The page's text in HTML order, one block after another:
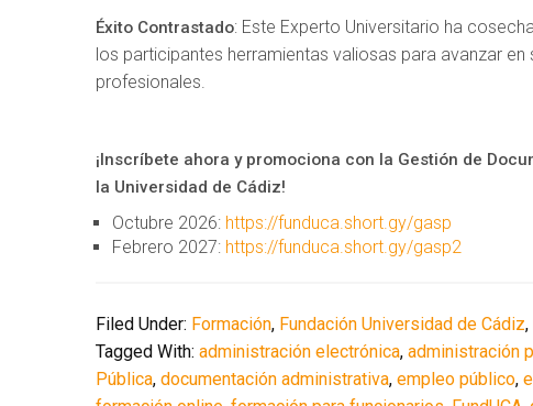
Éxito Contrastado: Este Experto Universitario ha
los participantes herramientas valiosas para avanzar
profesionales.
¡Inscríbete ahora y promociona con la Gestión de
la Universidad de Cádiz!
Octubre 2026: https://funduca.short.gy/gasp
Febrero 2027: https://funduca.short.gy/gasp2
Filed Under: Formación, Fundación Universidad de Cádiz,
Tagged With: administración electrónica, administración
Pública, documentación administrativa, empleo público,